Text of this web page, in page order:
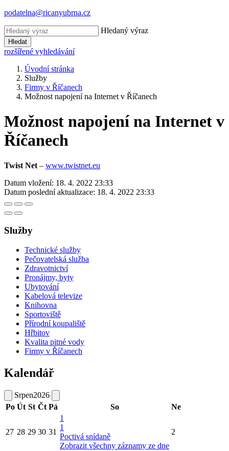
podatelna@ricanyubrna.cz
Hledaný výraz
Hledat
rozšířené vyhledávání
Úvodní stránka
Služby
Firmy v Říčanech
Možnost napojení na Internet v Říčanech
Možnost napojení na Internet v
Říčanech
Twist Net – www.twistnet.eu
Datum vložení: 18. 4. 2022 23:33
Datum poslední aktualizace: 18. 4. 2022 23:33
Služby
Technické služby
Pečovatelská služba
Zdravotnictví
Pronájmy, byty
Ubytování
Kabelová televize
Knihovna
Sportoviště
Přírodní koupaliště
Hřbitov
Kvalita pitné vody
Firmy v Říčanech
Kalendář
Srpen2026
Po Út St Čt Pá So Ne
27 28 29 30 31
1
1
Poctivá snídaně
Zobrazit všechny záznamy ze dne
2